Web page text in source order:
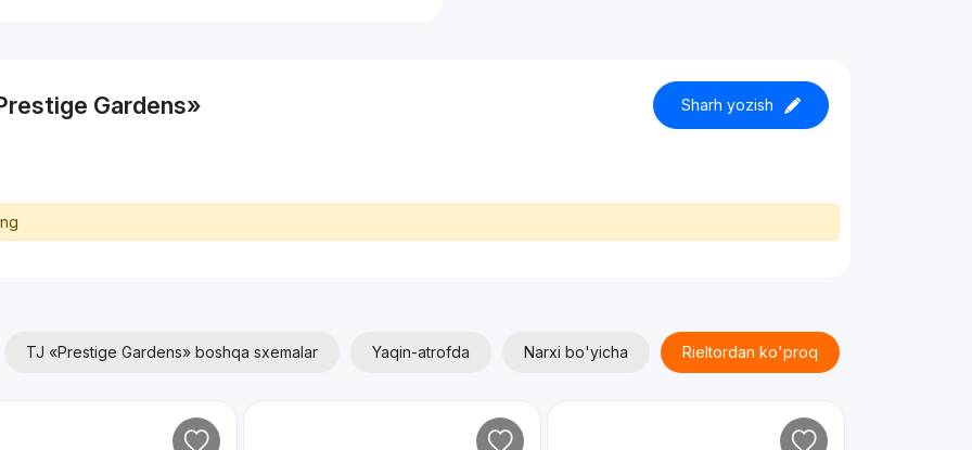
Gardens» Sharh yozish
TJ «Prestige Gardens» boshqa sxemalar Yaqin-atrofda Narxi bo'yicha Rieltordan ko'proq